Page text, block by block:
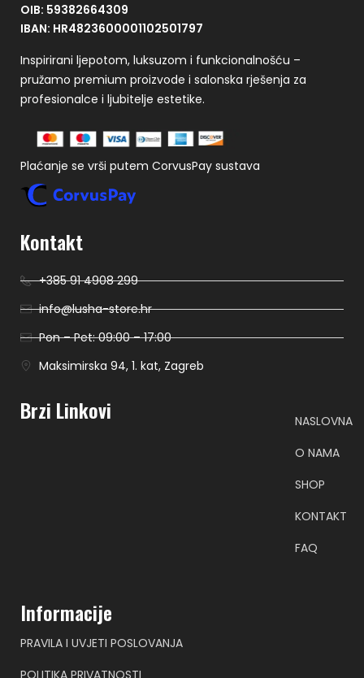
OIB: 59382664309
IBAN: HR4823600001102501797
Inspirirani ljepotom, luksuzom i funkcionalnošću –
pružamo premium proizvode i salonska rješenja za
profesionalce i ljubitelje estetike.
Plaćanje se vrši putem CorvusPay sustava
Kontakt
+385 91 4908 299
info@lusha-store.hr
Pon – Pet: 09:00 – 17:00
Maksimirska 94, 1. kat, Zagreb
Brzi Linkovi
NASLOVNA
O NAMA
SHOP
KONTAKT
FAQ
Informacije
PRAVILA I UVJETI POSLOVANJA
POLITIKA PRIVATNOSTI